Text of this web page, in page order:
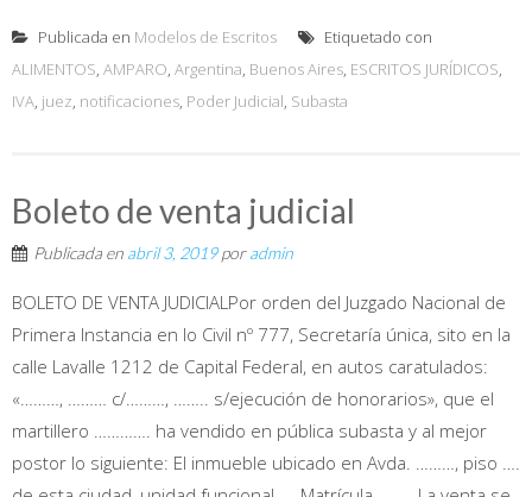
Publicada en Modelos de Escritos
Etiquetado con
ALIMENTOS, AMPARO, Argentina, Buenos Aires, ESCRITOS JURÍDICOS,
IVA, juez, notificaciones, Poder Judicial, Subasta
Boleto de venta judicial
Publicada en abril 3, 2019poradmin
BOLETO DE VENTA JUDICIALPor orden del Juzgado Nacional de
Primera Instancia en lo Civil nº 777, Secretaría única, sito en la
calle Lavalle 1212 de Capital Federal, en autos caratulados:
«………, ……… c/………, …….. s/ejecución de honorarios», que el
martillero …………. ha vendido en pública subasta y al mejor
postor lo siguiente: El inmueble ubicado en Avda. ………, piso ….